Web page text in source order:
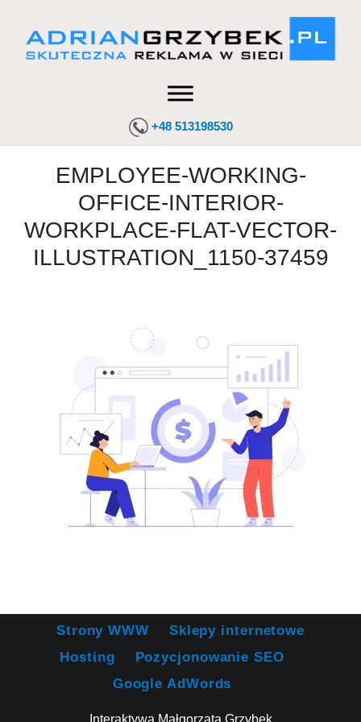
+48 513198530
EMPLOYEE-WORKING-
OFFICE-INTERIOR-
WORKPLACE-FLAT-VECTOR-
ILLUSTRATION_1150-37459
Strony WWW
Sklepy internetowe
Hosting
Pozycjonowanie SEO
Google AdWords
Interaktywa Małgorzata Grzybek